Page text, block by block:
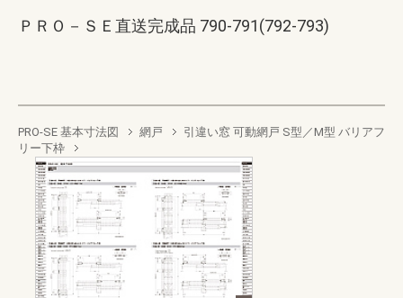
ＰＲＯ－ＳＥ直送完成品 790-791(792-793)
PRO-SE 基本寸法図 網戸
引違い窓 可動網戸 S型／M型 バリアフ
リー下枠